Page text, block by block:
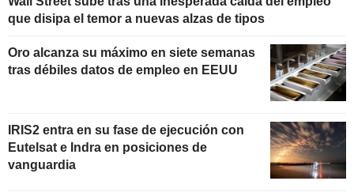
que disipa el temor a nuevas alzas de tipos
Oro alcanza su máximo en siete semanas
tras débiles datos de empleo en EEUU
IRIS2 entra en su fase de ejecución con
Eutelsat e Indra en posiciones de
vanguardia